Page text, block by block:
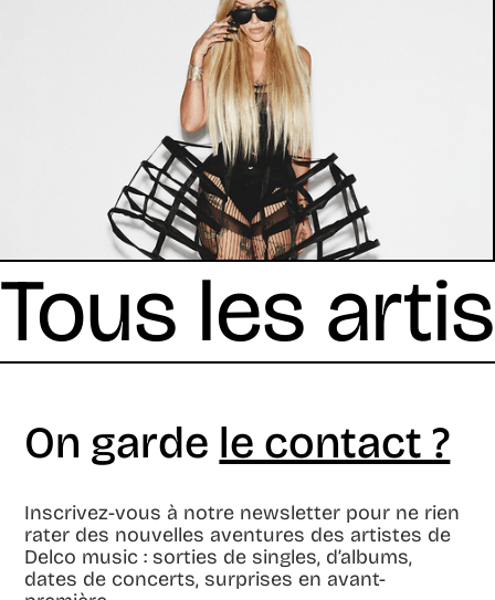
Tous les
On garde le contact ?
Inscrivez-vous à notre newsletter pour ne rien
rater des nouvelles aventures des artistes de
Delco music : sorties de singles, d’albums,
dates de concerts, surprises en avant-